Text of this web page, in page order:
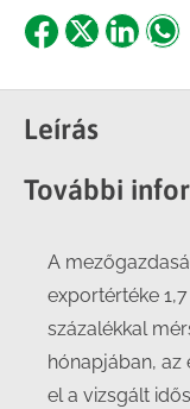
Share
Facebook
Share
X
Share
Leírás
További
A
exportértéke
százalékkal
hónapjában, az
el a vizsgált